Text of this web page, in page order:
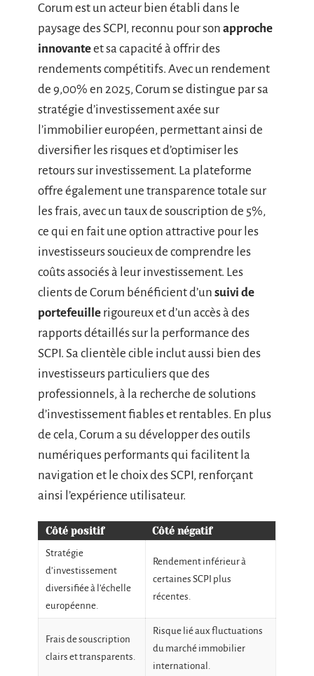
Corum est un acteur bien établi dans le
paysage des SCPI, reconnu pour son approche
innovanteet sa capacité à offrir des
rendements compétitifs. Avec un rendement
de 9,00% en 2025, Corum se distingue par sa
stratégie d’investissement axée sur
l’immobilier européen, permettant ainsi de
diversifier les risques et d’optimiser les
retours sur investissement. La plateforme
offre également une transparence totale sur
les frais, avec un taux de souscription de 5%,
ce qui en fait une option attractive pour les
investisseurs soucieux de comprendre les
coûts associés à leur investissement. Les
clients de Corum bénéficient d’un suivi de
portefeuille rigoureux et d’un accès à des
rapports détaillés sur la performance des
SCPI. Sa clientèle cible inclut aussi bien des
investisseurs particuliers que des
professionnels, à la recherche de solutions
d’investissement fiables et rentables. En plus
de cela, Corum a su développer des outils
numériques performants qui facilitent la
navigation et le choix des SCPI, renforçant
ainsi l’expérience utilisateur.
Côté positif Côté négatif
Stratégie
d’investissement
diversifiée à l’échelle
européenne.
Rendement inférieur à
certaines SCPI plus
récentes.
Frais de souscription
clairs et transparents.
Risque lié aux fluctuations
du marché immobilier
international.